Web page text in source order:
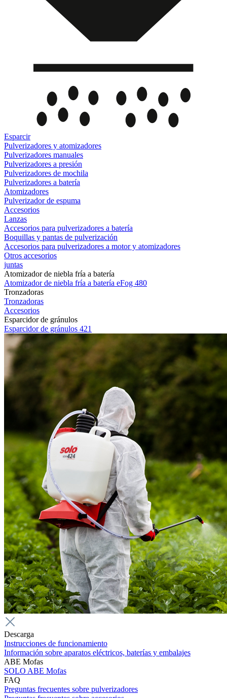
Esparcir
Pulverizadores y atomizadores
Pulverizadores manuales
Pulverizadores a presión
Pulverizadores de mochila
Pulverizadores a batería
Atomizadores
Pulverizador de espuma
Accesorios
Lanzas
Accesorios para pulverizadores a batería
Boquillas y pantas de pulverización
Accesorios para pulverizadores a motor y atomizadores
Otros accesorios
juntas
Atomizador de niebla fría a batería
Atomizador de niebla fría a batería eFog 480
Tronzadoras
Tronzadoras
Accesorios
Esparcidor de gránulos
Esparcidor de gránulos 421
Descarga
Instrucciones de funcionamiento
Información sobre aparatos eléctricos, baterías y embalajes
ABE Mofas
SOLO ABE Mofas
FAQ
Preguntas frecuentes sobre pulverizadores